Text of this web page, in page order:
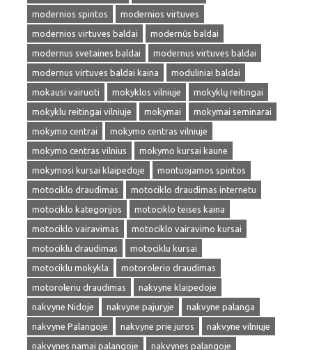
modernios spintos
modernios virtuves
modernios virtuves baldai
modernūs baldai
modernus svetaines baldai
modernus virtuves baldai
modernus virtuves baldai kaina
moduliniai baldai
mokausi vairuoti
mokyklos vilniuje
mokyklų reitingai
mokyklu reitingai vilniuje
mokymai
mokymai seminarai
mokymo centrai
mokymo centras vilniuje
mokymo centras vilnius
mokymo kursai kaune
mokymosi kursai klaipedoje
montuojamos spintos
motociklo draudimas
motociklo draudimas internetu
motociklo kategorijos
motociklo teises kaina
motociklo vairavimas
motociklo vairavimo kursai
motociklu draudimas
motociklu kursai
motociklu mokykla
motorolerio draudimas
motoroleriu draudimas
nakvyne klaipedoje
nakvyne Nidoje
nakvyne pajuryje
nakvyne palanga
nakvyne Palangoje
nakvyne prie juros
nakvyne vilniuje
nakvynes namai palangoje
nakvynes palangoje